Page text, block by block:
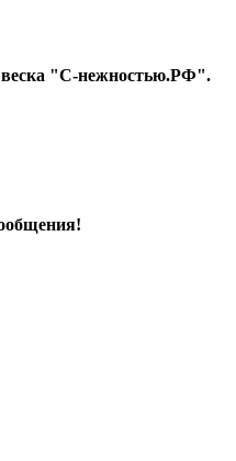
"С-нежностью.РФ".